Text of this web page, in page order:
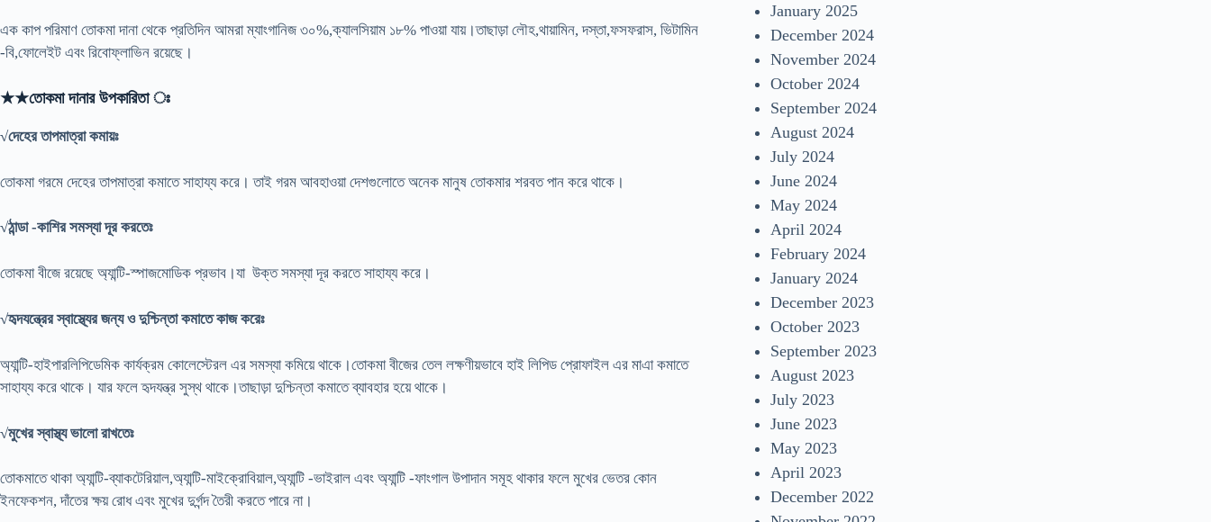
এক কাপ পরিমাণ তোকমা দানা থেকে প্রতিদিন আমরা ম্যাংগানিজ ৩০%,ক্যালসিয়াম ১৮% পাওয়া যায়।তাছাড়া লৌহ,থায়ামিন, দস্তা,ফসফরাস, ভিটামিন
-বি,ফোলেইট এবং রিবোফ্লাভিন রয়েছে।
★★তোকমা দানার উপকারিতা ঃ
√দেহের তাপমাত্রা কমায়ঃ
তোকমা গরমে দেহের তাপমাত্রা কমাতে সাহায্য করে। তাই গরম আবহাওয়া দেশগুলোতে অনেক মানুষ তোকমার শরবত পান করে থাকে।
√ঠান্ডা -কাশির সমস্যা দূর করতেঃ
তোকমা বীজে রয়েছে অ্যান্টি-স্পাজমোডিক প্রভাব।যা উক্ত সমস্যা দূর করতে সাহায্য করে।
√হৃদযন্ত্রের স্বাস্থ্যের জন্য ও দুশ্চিন্তা কমাতে কাজ করেঃ
অ্যান্টি-হাইপারলিপিডেমিক কার্যক্রম কোলেস্টেরল এর সমস্যা কমিয়ে থাকে।তোকমা বীজের তেল লক্ষণীয়ভাবে হাই লিপিড প্রোফাইল এর মাএা কমাতে
সাহায্য করে থাকে। যার ফলে হৃদযন্ত্র সুস্থ থাকে।তাছাড়া দুশ্চিন্তা কমাতে ব্যাবহার হয়ে থাকে।
√মুখের স্বাস্থ্য ভালো রাখতেঃ
তোকমাতে থাকা অ্যান্টি-ব্যাকটেরিয়াল,অ্যান্টি-মাইক্রোবিয়াল,অ্যান্টি -ভাইরাল এবং অ্যান্টি -ফাংগাল উপাদান সমূহ থাকার ফলে মুখের ভেতর কোন
ইনফেকশন, দাঁতের ক্ষয় রোধ এবং মুখের দুর্গন্দ তৈরী করতে পারে না।
January 2025
December 2024
November 2024
October 2024
September 2024
August 2024
July 2024
June 2024
May 2024
April 2024
February 2024
January 2024
December 2023
October 2023
September 2023
August 2023
July 2023
June 2023
May 2023
April 2023
December 2022